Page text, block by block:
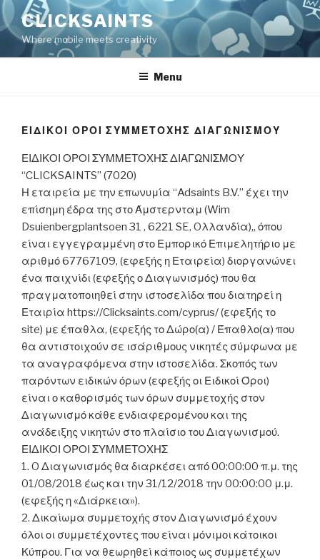
Skip
to
content
CLICKSAINTS
Where mobile meets creativity
Menu
ΕΙΔΙΚΟΙ ΟΡΟΙ ΣΥΜΜΕΤΟΧΗΣ ΔΙΑΓΩΝΙΣΜΟΥ
ΕΙΔΙΚΟΙ ΟΡΟΙ ΣΥΜΜΕΤΟΧΗΣ ΔΙΑΓΩΝΙΣΜΟΥ
“CLICKSAINTS” (7020)
Η εταιρεία με την επωνυμία “Adsaints B.V.” έχει την
επίσημη έδρα της στο Άμστερνταμ (Wim
Dsuienbergplantsoen 31 , 6221 SE, Oλλανδία),, όπου
είναι εγγεγραμμένη στο Εμπορικό Επιμελητήριο με
αριθμό 67767109, (εφεξής η Εταιρεία) διοργανώνει
ένα παιχνίδι (εφεξής ο Διαγωνισμός) που θα
πραγματοποιηθεί στην ιστοσελίδα που διατηρεί η
Εταιρία https://Clicksaints.com/cyprus/ (εφεξής το
site) με έπαθλα, (εφεξής το Δώρο(α) / Έπαθλο(α) που
θα αντιστοιχούν σε ισάριθμους νικητές σύμφωνα με
τα αναγραφόμενα στην ιστοσελίδα. Σκοπός των
παρόντων ειδικών όρων (εφεξής οι Ειδικοί Όροι)
είναι ο καθορισμός των όρων συμμετοχής στον
Διαγωνισμό κάθε ενδιαφερομένου και της
ανάδειξης νικητών στο πλαίσιο του Διαγωνισμού.
ΕΙΔΙΚΟΙ ΟΡΟΙ ΣΥΜΜΕΤΟΧΗΣ
1. O Διαγωνισμός θα διαρκέσει από 00:00:00 π.μ. της
01/08/2018 έως και την 31/12/2018 την 00:00:00 μ.μ.
(εφεξής η «Διάρκεια»).
2. Δικαίωμα συμμετοχής στον Διαγωνισμό έχουν
όλοι οι συμμετέχοντες που είναι μόνιμοι κάτοικοι
Κύπρου. Για να θεωρηθεί κάποιος ως συμμετέχων